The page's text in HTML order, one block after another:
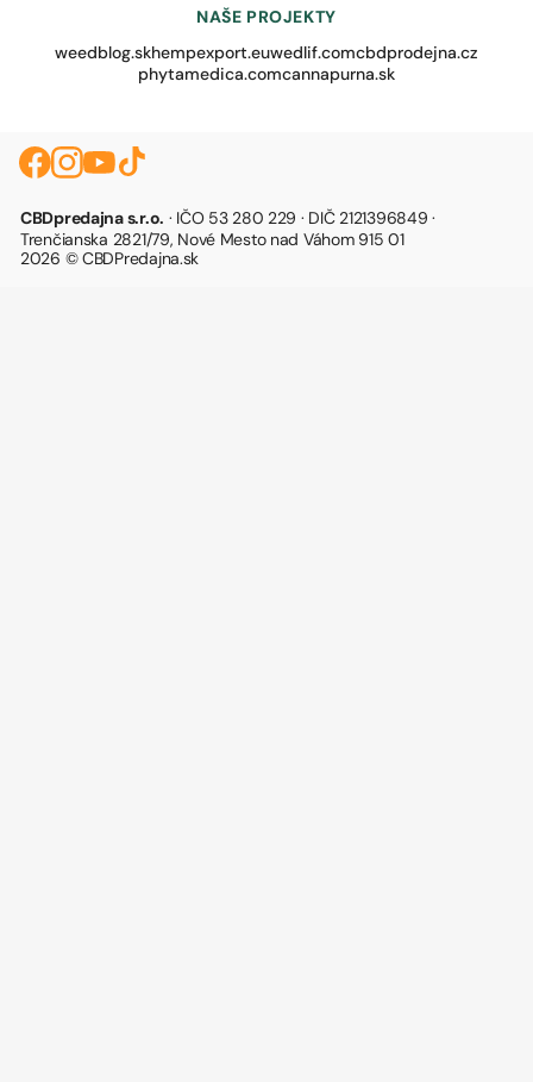
NAŠE PROJEKTY
weedblog.skhempexport.euwedlif.comcbdprodejna.cz
phytamedica.comcannapurna.sk
CBDpredajna s.r.o. · IČO 53 280 229 · DIČ 2121396849 ·
Trenčianska 2821/79, Nové Mesto nad Váhom 915 01
2026 © CBDPredajna.sk